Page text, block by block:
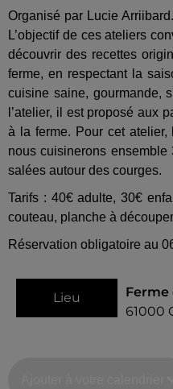
Organisé par Lucie
L’objectif de ces ateliers
découvrir des recettes
ferme, en respectant la
cuisine saine, gourmande,
l’atelier, il est proposé aux
à la ferme. Pour cet atelier,
nous cuisinerons
salées autour des courges.
Tarifs : 40€ adulte, 30€
couteau, planche à
Réservation obligatoire au
Lieu
61000